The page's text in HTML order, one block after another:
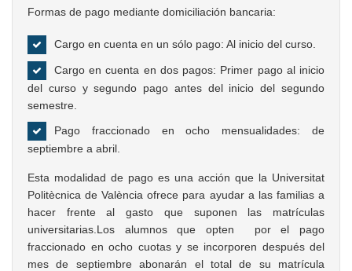
Formas de pago mediante domiciliación bancaria:
Cargo en cuenta en un sólo pago: Al inicio del curso.
Cargo en cuenta en dos pagos: Primer pago al inicio
del curso y segundo pago antes del inicio del segundo
semestre.
Pago fraccionado en ocho mensualidades: de
septiembre a abril.
Esta modalidad de pago es una acción que la Universitat
Politècnica de València ofrece para ayudar a las familias a
hacer frente al gasto que suponen las matrículas
universitarias.Los alumnos que opten por el pago
fraccionado en ocho cuotas y se incorporen después del
mes de septiembre abonarán el total de su matrícula